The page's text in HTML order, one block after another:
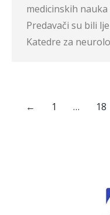
medicinskih
Predavači su bili
Katedre za
← 1 … 18